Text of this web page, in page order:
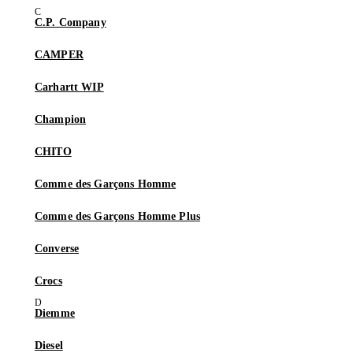
C.P. Company
CAMPER
Carhartt WIP
Champion
CHITO
Comme des Garçons Homme
Comme des Garçons Homme Plus
Converse
Crocs
Diemme
Diesel